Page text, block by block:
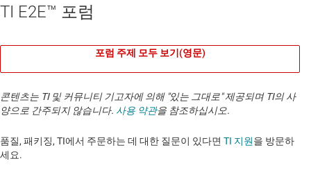
TI E2E™ 포럼
포럼 주제 모두 보기(영문)
콘텐츠는 TI 및 커뮤니티 기고자에 의해 "있는 그대로" 제공되며 TI의 사
양으로 간주되지 않습니다. 사용 약관을 참조하십시오.
품질, 패키징, TI에서 주문하는 데 대한 질문이 있다면 TI 지원을 방문하
세요. ​​​​​​​​​​​​​​